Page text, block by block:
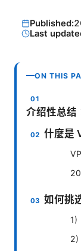
Published:
Last
ON THIS
介绍性总结
什麼是
如何挑
1)
2)